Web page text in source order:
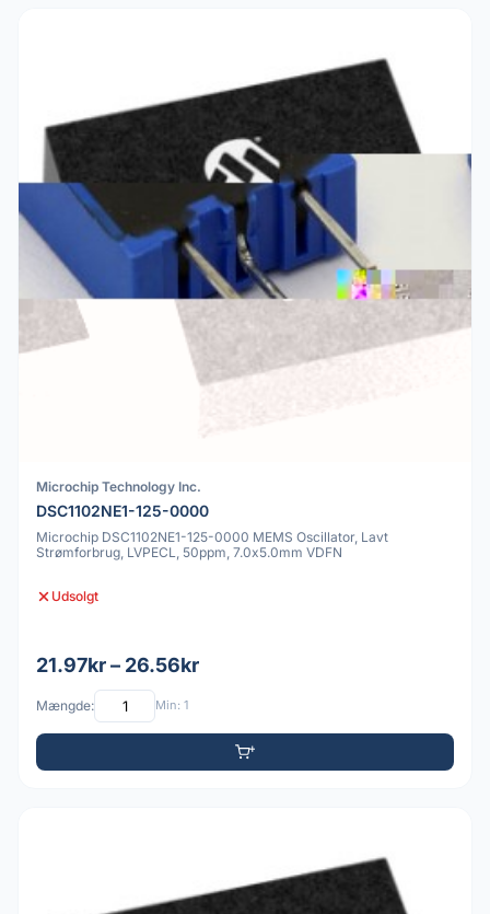
Microchip Technology Inc.
DSC1102NE1-125-0000
Microchip DSC1102NE1-125-0000 MEMS Oscillator, Lavt
Strømforbrug, LVPECL, 50ppm, 7.0x5.0mm VDFN
Udsolgt
21.97kr – 26.56kr
Mængde: Min: 1